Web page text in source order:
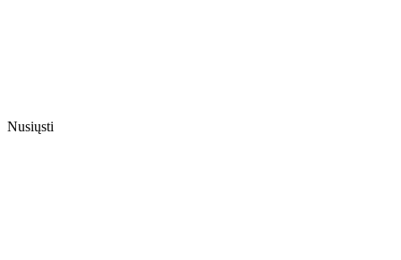
Nusiųsti